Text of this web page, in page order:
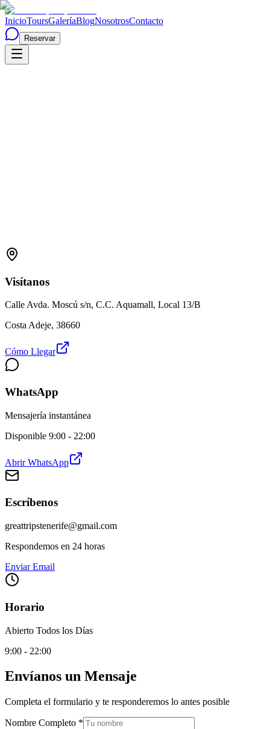
InicioToursGaleríaBlogNosotrosContacto
Reservar
Visítanos
Calle Avda. Moscú s/n, C.C. Aquamall, Local 13/B
Costa Adeje, 38660
Cómo Llegar
WhatsApp
Mensajería instantánea
Disponible 9:00 - 22:00
Abrir WhatsApp
Escríbenos
greattripstenerife@gmail.com
Respondemos en 24 horas
Enviar Email
Horario
Abierto Todos los Días
9:00 - 22:00
Envíanos un Mensaje
Completa el formulario y te responderemos lo antes posible
Nombre Completo *